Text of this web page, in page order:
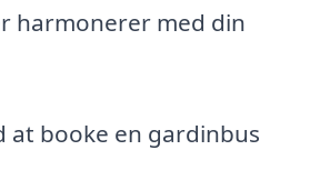
harmonerer med din
at booke en gardinbus